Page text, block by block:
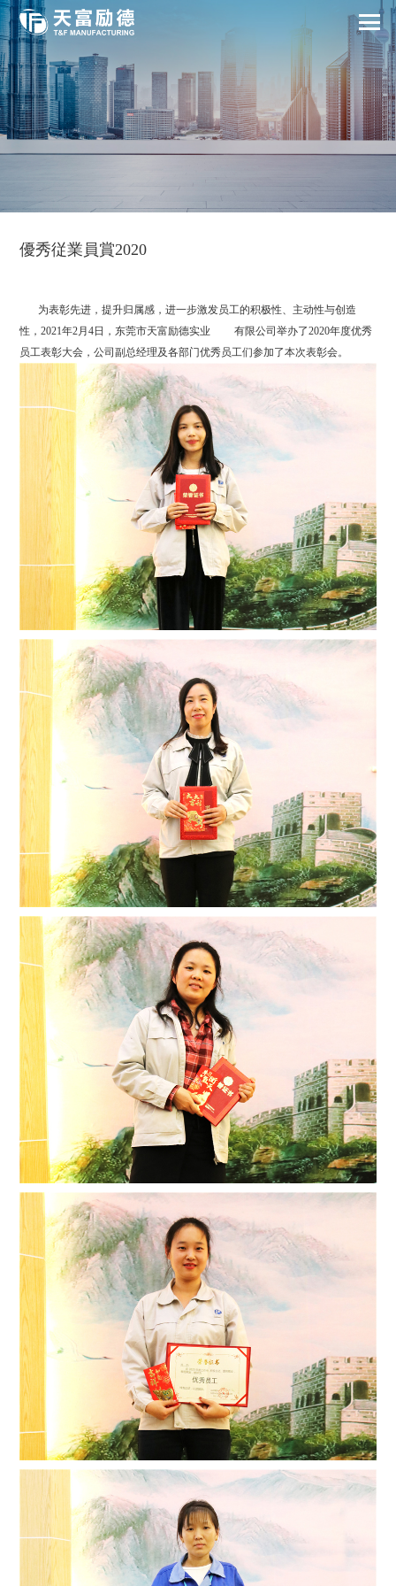
優秀従業員賞2020
为表彰先进，提升归属感，进一步激发员工的积极性、主动性与创造
性，2021年2月4日，东莞市天富励德实业 有限公司举办了2020年度优秀
员工表彰大会，公司副总经理及各部门优秀员工们参加了本次表彰会。